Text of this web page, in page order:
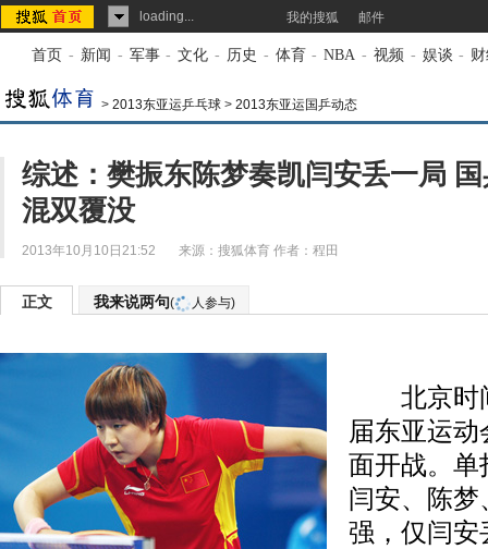
loading... 我的搜狐 邮件
首页 - 新闻 - 军事 - 文化 - 历史 - 体育 - NBA - 视频 - 娱谈 -
> 2013东亚运乒乓球 > 2013东亚运国乒动态
综述：樊振东陈梦奏凯闫安丢一局
混双覆没
2013年10月10日21:52 来源： 搜狐体育 作者：程田
正文 我来说两句( 人参与)
北京时间
届东亚运动
面开战。单
闫安、陈梦
强，仅闫安